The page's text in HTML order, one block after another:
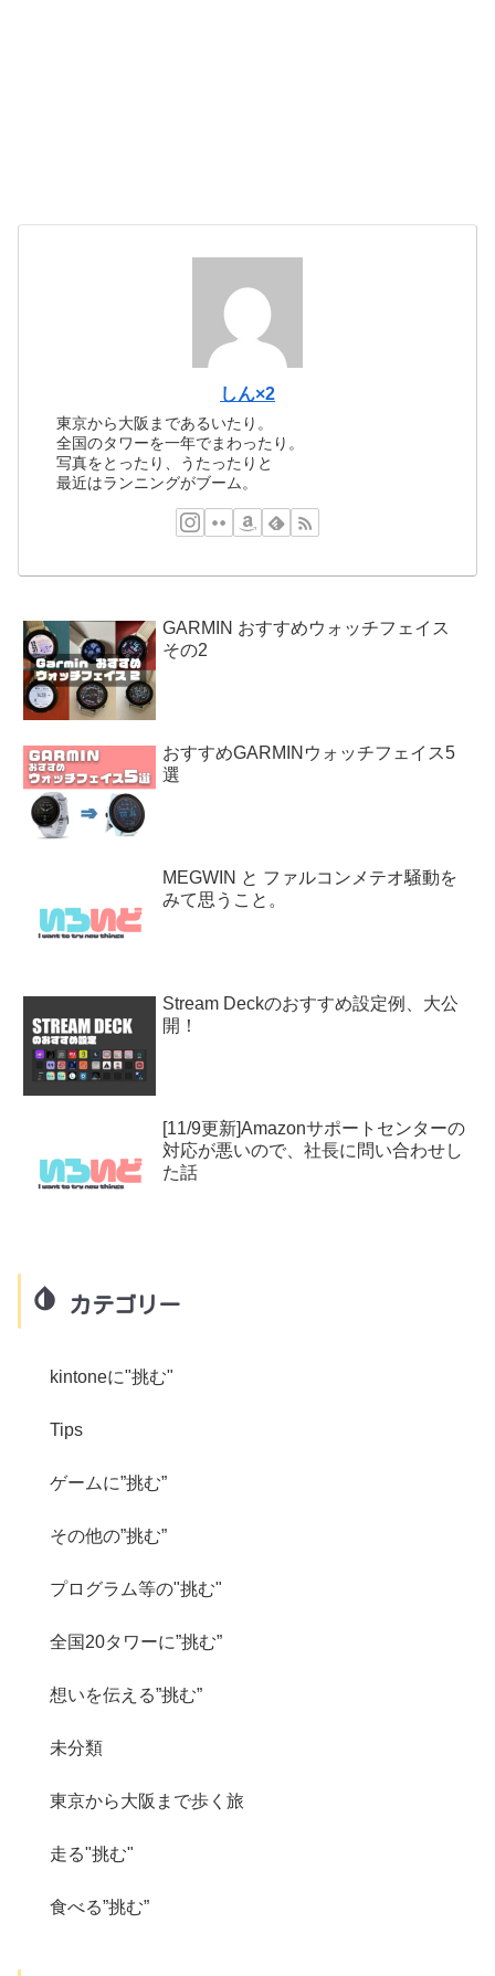
しん×2
東京から大阪まであるいたり。
全国のタワーを一年でまわったり。
写真をとったり、うたったりと
最近はランニングがブーム。
GARMIN おすすめウォッチフェイス
その2
おすすめGARMINウォッチフェイス5
選
MEGWIN と ファルコンメテオ騒動を
みて思うこと。
Stream Deckのおすすめ設定例、大公
開！
[11/9更新]Amazonサポートセンターの
対応が悪いので、社長に問い合わせし
た話
カテゴリー
kintoneに"挑む"
Tips
ゲームに”挑む”
その他の”挑む”
プログラム等の"挑む"
全国20タワーに”挑む”
想いを伝える”挑む”
未分類
東京から大阪まで歩く旅
走る"挑む"
食べる”挑む”